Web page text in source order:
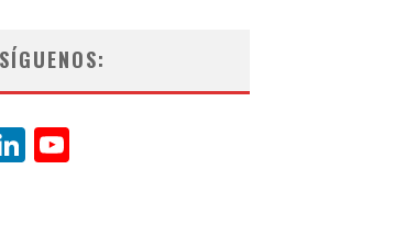
SÍGUENOS:
LinkedIn